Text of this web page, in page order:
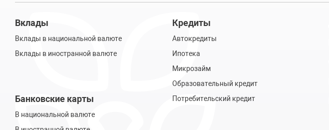
Вклады
Вклады в национальной валюте
Вклады в иностранной валюте
Банковские карты
В национальной валюте
Кредиты
Автокредиты
Ипотека
Микрозайм
Образовательный кредит
Потребительский кредит